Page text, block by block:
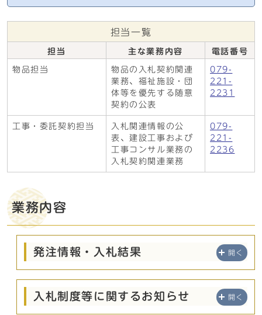
担当一覧
担当 主な業務内容 電話番号
物品担当
物品の入札契約関連
業務、福祉施設・団
体等を優先する随意
契約の公表
079-
221-
2231
工事・委託契約担当
入札関連情報の公
表、建設工事および
工事コンサル業務の
入札契約関連業務
079-
221-
2236
業務内容
発注情報・入札結果 開く
入札制度等に関するお知らせ 開く